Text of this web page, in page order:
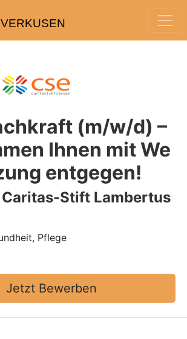
(m/w/d) –
Ihnen mit We
entgegen!
Stift Lambertus
Pflege
Jetzt Bewerben